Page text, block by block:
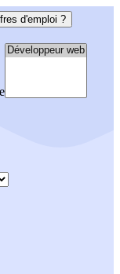
d'emploi ?